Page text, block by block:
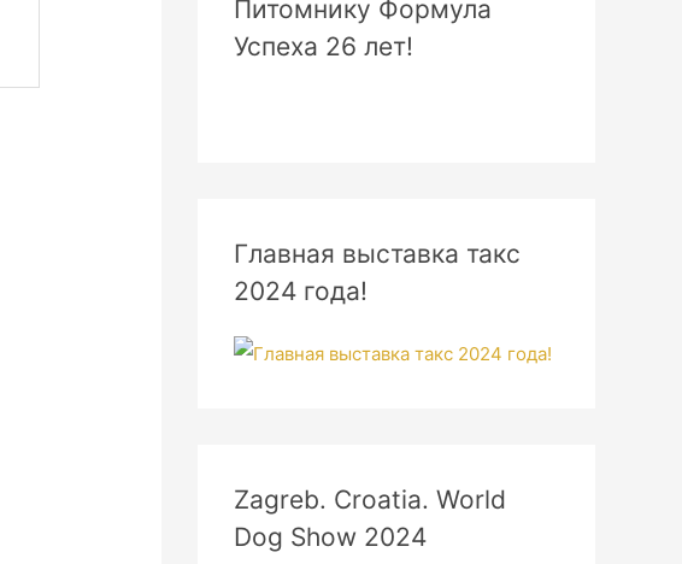
Питомнику Формула
Успеха 26 лет!
Главная выставка такс
2024 года!
Zagreb. Croatia. World
Dog Show 2024